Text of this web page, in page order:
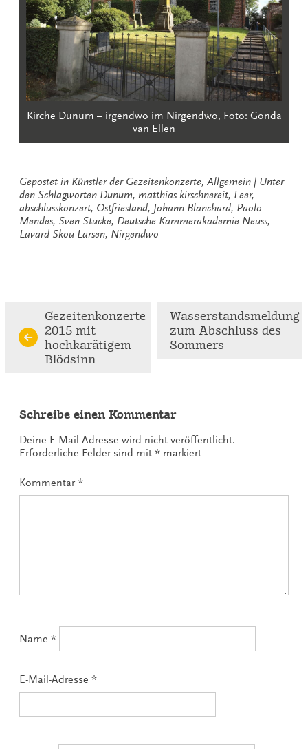
Kirche Dunum – irgendwo im Nirgendwo, Foto: Gonda
van Ellen
Gepostet in Künstler der Gezeitenkonzerte, Allgemein
Unter
den Schlagworten Dunum, matthias kirschnereit, Leer,
abschlusskonzert, Ostfriesland, Johann Blanchard, Paolo
Mendes, Sven Stucke, Deutsche Kammerakademie Neuss,
Lavard Skou Larsen, Nirgendwo
Continue
Reading
Gezeitenkonzerte
2015 mit
hochkarätigem
Blödsinn
Wasserstandsmeldung
zum Abschluss des
Sommers
Schreibe einen Kommentar
Deine E-Mail-Adresse wird nicht veröffentlicht.
Erforderliche Felder sind mit * markiert
Kommentar*
Name *
E-Mail-Adresse *